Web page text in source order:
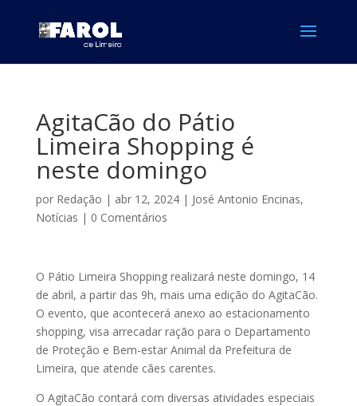
AgitaCão do Pátio
Limeira Shopping é
neste domingo
por Redação | abr 12, 2024| José Antonio Encinas,
Notícias | 0 Comentários
O Pátio Limeira Shopping realizará neste domingo, 14
de abril, a partir das 9h, mais uma edição do AgitaCão.
O evento, que acontecerá anexo ao estacionamento
shopping, visa arrecadar ração para o Departamento
de Proteção e Bem-estar Animal da Prefeitura de
Limeira, que atende cães carentes.
O AgitaCão contará com diversas atividades especiais